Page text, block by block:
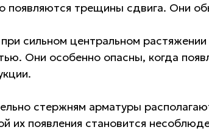
появляются трещины сдвига. Они
сильном центральном
Они особенно опасны, когда
стержням арматуры
их появления становится